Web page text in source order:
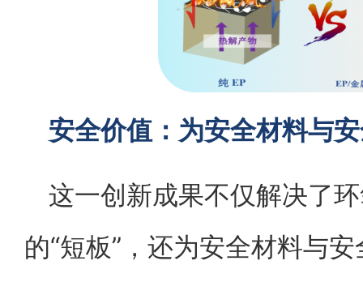
安全价值：为安全材料与
这一创新成果不仅解决了
的“短板”，还为安全材料与